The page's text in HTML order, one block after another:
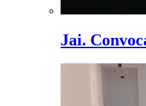
Jai.